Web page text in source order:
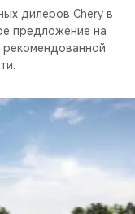
дилеров Chery в
предложение на
рекомендованной